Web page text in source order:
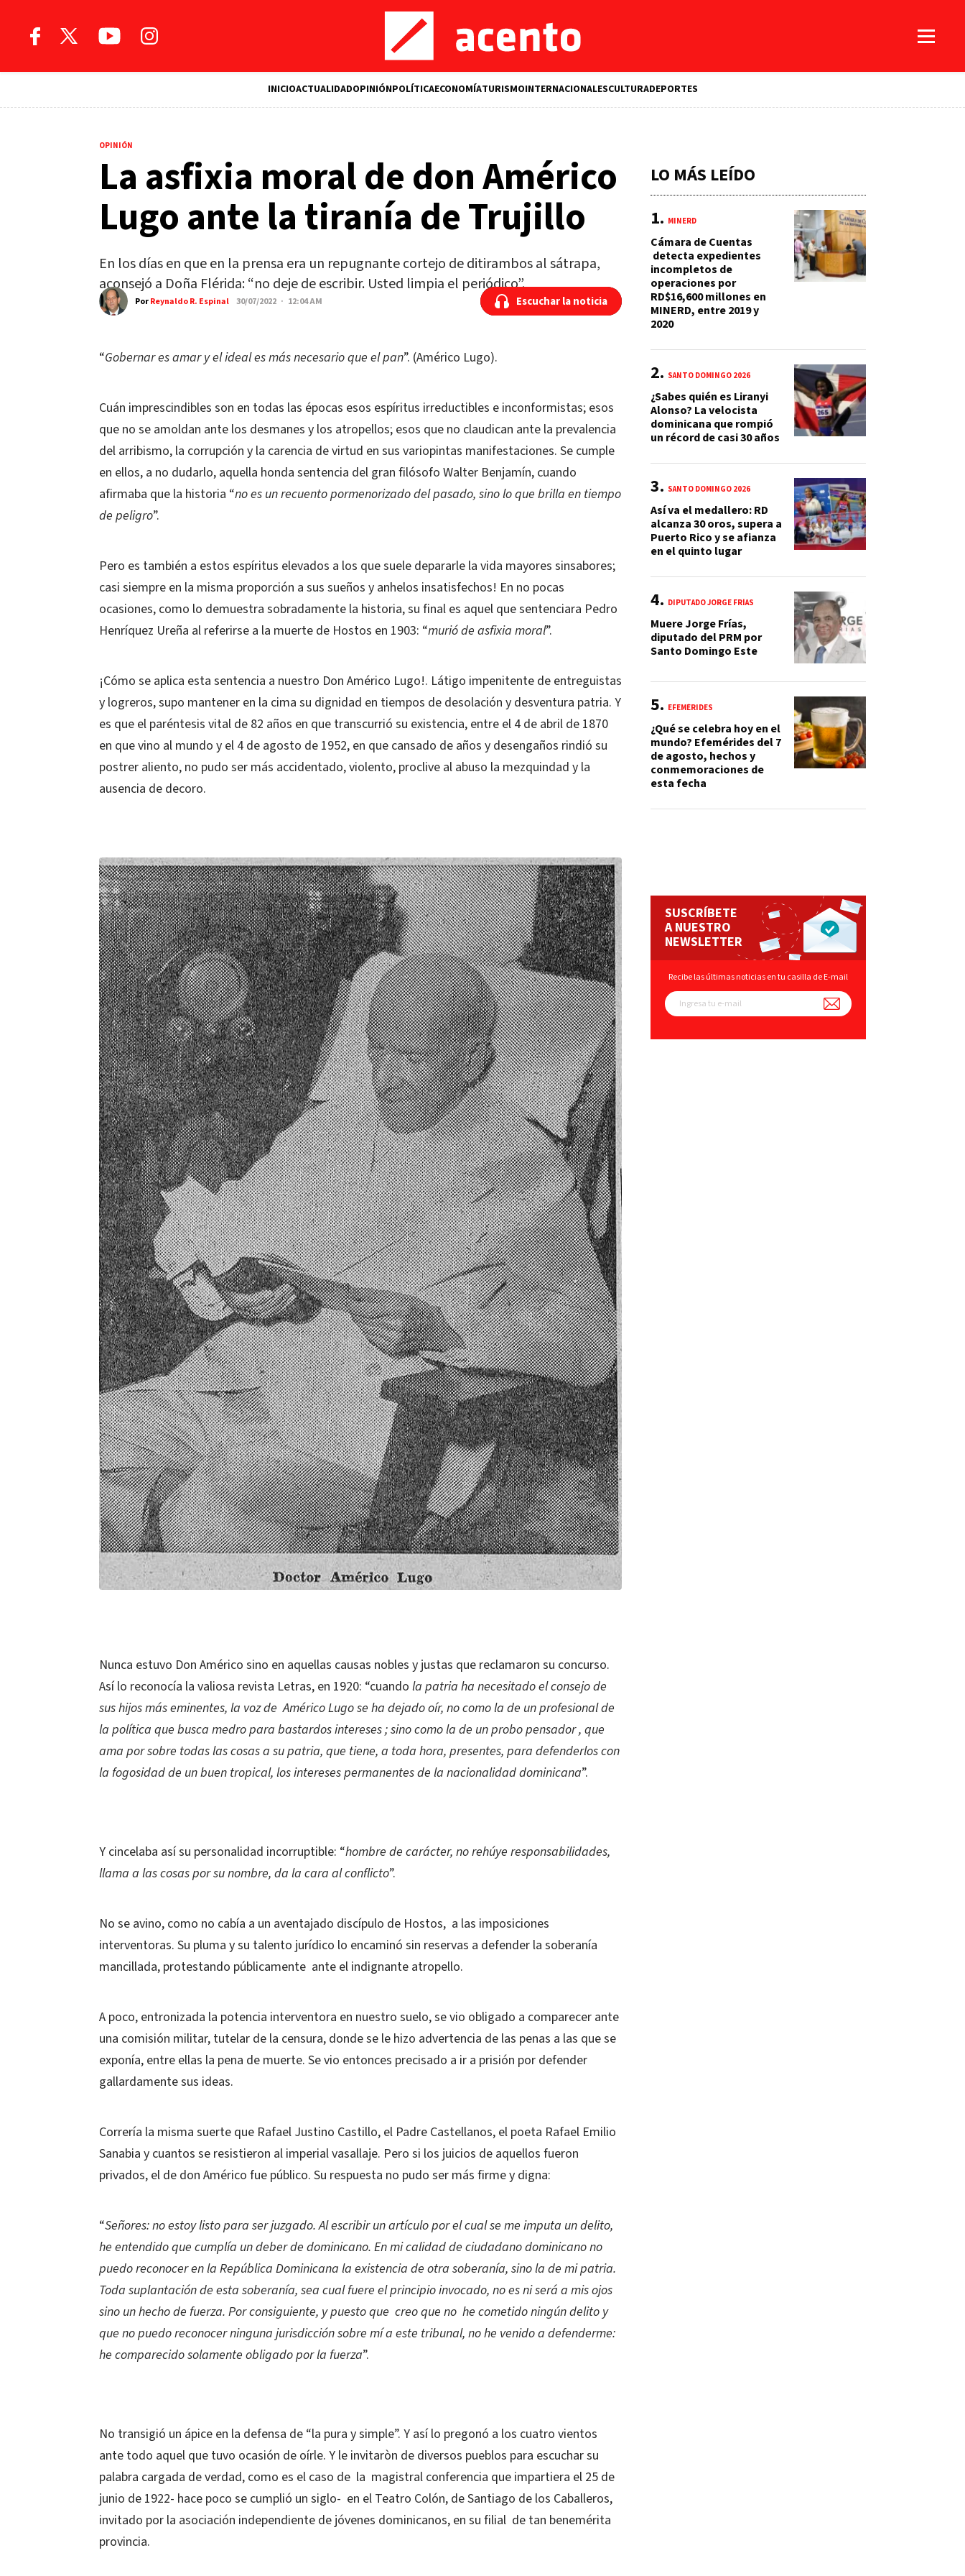
INICIOACTUALIDADOPINIÓNPOLÍTICAECONOMÍATURISMOINTERNACIONALESCULTURADEPORTES
OPINIÓN
La asfixia moral de don Américo
Lugo ante la tiranía de Trujillo
En los días en que en la prensa era un repugnante cortejo de ditirambos al sátrapa,
aconsejó a Doña Flérida: “no deje de escribir. Usted limpia el periódico”.
PorReynaldo R. Espinal 30/07/2022 · 12:04 AM Escuchar la noticia
Escuchar la noticia
“Gobernar es amar y el ideal es más necesario que el pan”. (Américo Lugo).
Cuán imprescindibles son en todas las épocas esos espíritus irreductibles e inconformistas; esos
que no se amoldan ante los desmanes y los atropellos; esos que no claudican ante la prevalencia
del arribismo, la corrupción y la carencia de virtud en sus variopintas manifestaciones. Se cumple
en ellos, a no dudarlo, aquella honda sentencia del gran filósofo Walter Benjamín, cuando
afirmaba que la historia “no es un recuento pormenorizado del pasado, sino lo que brilla en tiempo
de peligro”.
Pero es también a estos espíritus elevados a los que suele depararle la vida mayores sinsabores;
casi siempre en la misma proporción a sus sueños y anhelos insatisfechos! En no pocas
ocasiones, como lo demuestra sobradamente la historia, su final es aquel que sentenciara Pedro
Henríquez Ureña al referirse a la muerte de Hostos en 1903: “murió de asfixia moral”.
¡Cómo se aplica esta sentencia a nuestro Don Américo Lugo!. Látigo impenitente de entreguistas
y logreros, supo mantener en la cima su dignidad en tiempos de desolación y desventura patria. Y
es que el paréntesis vital de 82 años en que transcurrió su existencia, entre el 4 de abril de 1870
en que vino al mundo y el 4 de agosto de 1952, en que cansado de años y desengaños rindió su
postrer aliento, no pudo ser más accidentado, violento, proclive al abuso la mezquindad y la
ausencia de decoro.
Nunca estuvo Don Américo sino en aquellas causas nobles y justas que reclamaron su concurso.
Así lo reconocía la valiosa revista Letras, en 1920: “cuando la patria ha necesitado el consejo de
sus hijos más eminentes, la voz de Américo Lugo se ha dejado oír, no como la de un profesional de
la política que busca medro para bastardos intereses ; sino como la de un probo pensador , que
ama por sobre todas las cosas a su patria, que tiene, a toda hora, presentes, para defenderlos con
la fogosidad de un buen tropical, los intereses permanentes de la nacionalidad dominicana”.
Y cincelaba así su personalidad incorruptible: “hombre de carácter, no rehúye responsabilidades,
llama a las cosas por su nombre, da la cara al conflicto”.
No se avino, como no cabía a un aventajado discípulo de Hostos, a las imposiciones
interventoras. Su pluma y su talento jurídico lo encaminó sin reservas a defender la soberanía
mancillada, protestando públicamente ante el indignante atropello.
A poco, entronizada la potencia interventora en nuestro suelo, se vio obligado a comparecer ante
una comisión militar, tutelar de la censura, donde se le hizo advertencia de las penas a las que se
exponía, entre ellas la pena de muerte. Se vio entonces precisado a ir a prisión por defender
gallardamente sus ideas.
Correría la misma suerte que Rafael Justino Castillo, el Padre Castellanos, el poeta Rafael Emilio
Sanabia y cuantos se resistieron al imperial vasallaje. Pero si los juicios de aquellos fueron
privados, el de don Américo fue público. Su respuesta no pudo ser más firme y digna:
“Señores: no estoy listo para ser juzgado. Al escribir un artículo por el cual se me imputa un delito,
he entendido que cumplía un deber de dominicano. En mi calidad de ciudadano dominicano no
puedo reconocer en la República Dominicana la existencia de otra soberanía, sino la de mi patria.
Toda suplantación de esta soberanía, sea cual fuere el principio invocado, no es ni será a mis ojos
sino un hecho de fuerza. Por consiguiente, y puesto que creo que no he cometido ningún delito y
que no puedo reconocer ninguna jurisdicción sobre mí a este tribunal, no he venido a defenderme:
he comparecido solamente obligado por la fuerza”.
No transigió un ápice en la defensa de “la pura y simple”. Y así lo pregonó a los cuatro vientos
ante todo aquel que tuvo ocasión de oírle. Y le invitaròn de diversos pueblos para escuchar su
palabra cargada de verdad, como es el caso de la magistral conferencia que impartiera el 25 de
junio de 1922- hace poco se cumplió un siglo- en el Teatro Colón, de Santiago de los Caballeros,
invitado por la asociación independiente de jóvenes dominicanos, en su filial de tan benemérita
provincia.
LO MÁS LEÍDO
MINERD
Cámara de Cuentas
detecta expedientes
incompletos de
operaciones por
RD$16,600 millones en
MINERD, entre 2019 y
2020
SANTO DOMINGO 2026
¿Sabes quién es Liranyi
Alonso? La velocista
dominicana que rompió
un récord de casi 30 años
SANTO DOMINGO 2026
Así va el medallero: RD
alcanza 30 oros, supera a
Puerto Rico y se afianza
en el quinto lugar
DIPUTADO JORGE FRÍAS
Muere Jorge Frías,
diputado del PRM por
Santo Domingo Este
EFEMÉRIDES
¿Qué se celebra hoy en el
mundo? Efemérides del 7
de agosto, hechos y
conmemoraciones de
esta fecha
SUSCRÍBETE
A NUESTRO
NEWSLETTER
Recibe las últimas noticias en tu casilla de E-mail